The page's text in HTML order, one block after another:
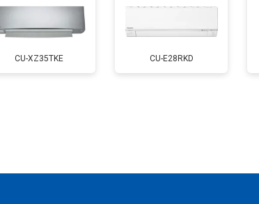
CU-XZ35TKE CU-E28RKD